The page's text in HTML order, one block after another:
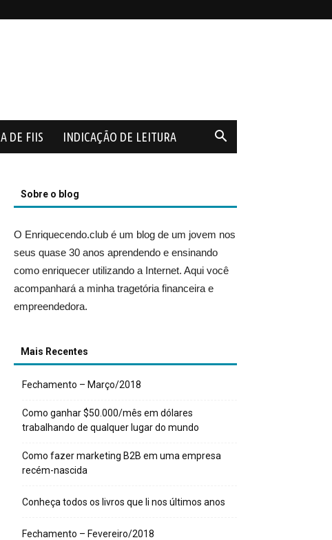
DE FIIS INDICAÇÃO DE LEITURA
Sobre o blog
O Enriquecendo.club é um blog de um jovem nos
seus quase 30 anos aprendendo e ensinando
como enriquecer utilizando a Internet. Aqui você
acompanhará a minha tragetória financeira e
empreendedora.
Mais Recentes
Fechamento – Março/2018
Como ganhar $50.000/mês em dólares
trabalhando de qualquer lugar do mundo
Como fazer marketing B2B em uma empresa
recém-nascida
Conheça todos os livros que li nos últimos anos
Fechamento – Fevereiro/2018